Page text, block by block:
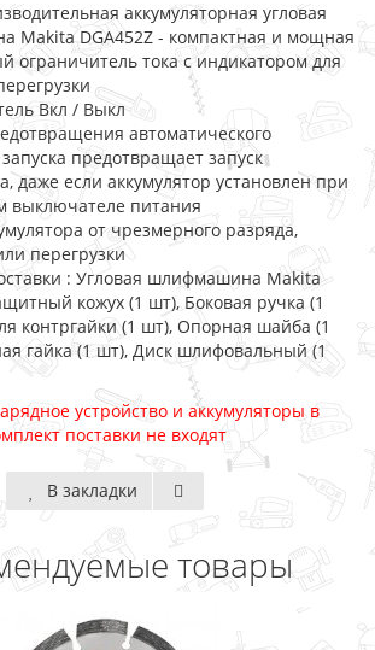
аккумуляторная угловая
Makita DGA452Z - компактная и мощная
ограничитель тока с индикатором для
Вкл / Выкл
автоматического
предотвращает запуск
даже если аккумулятор установлен при
выключателе питания
от чрезмерного разряда,
перегрузки
: Угловая шлифмашина Makita
кожух (1 шт), Боковая ручка (1
контргайки (1 шт), Опорная шайба (1
гайка (1 шт), Диск шлифовальный (1
устройство и аккумуляторы в
поставки не входят
В закладки
товары